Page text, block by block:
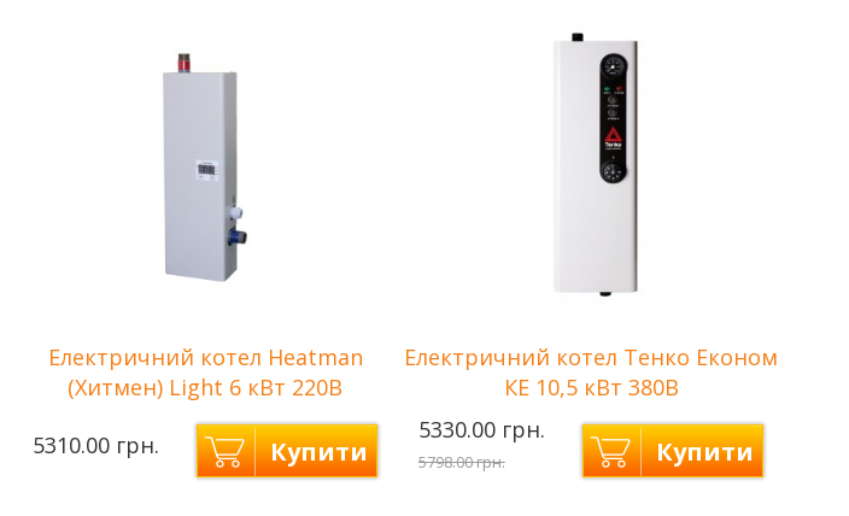
3
7,5 кВт
(2,5кВт+2,5кВт+2,5кВт)
380 В
до 75 м2
Електричний котел Heatman
(Хитмен) Light 6 кВт 220В
5310.00 грн.
Купити
Електричний котел Тенко Економ
КЕ 10,5 кВт 380В
5330.00 грн.
5798.00 грн. Купити